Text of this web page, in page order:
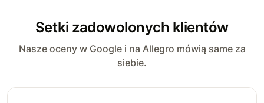
Setki zadowolonych klientów
Nasze oceny w Google i na Allegro mówią same za
siebie.